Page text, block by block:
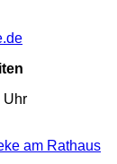
Uhr
am Rathaus